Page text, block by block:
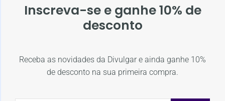
Inscreva-se e ganhe 10% de
desconto
Receba as novidades da Divulgar e ainda ganhe 10%
de desconto na sua primeira compra.